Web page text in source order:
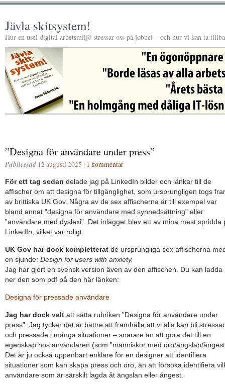
Jävla skitsystem!
Hur en usel digital arbetsmiljö stressar oss på jobbet – och hur vi kan ta
”Designa för användare under press”
Publicerad 12 augusti 2025 | 1 kommentar
För ett tag sedan delade jag på LinkedIn bilder och länkar till de
affischer om att designa för tillgänglighet, som ursprungligen togs
av brittiska UK Gov. Några av de sex affischerna är till exempel var
bland annat ”designa för användare med synnedsättning” eller
”användare med dyslexi”. Det inlägget blev ett av mina mest spridda
LinkedIn, vilket var roligt.
UK Gov har dock kompletterat de ursprungliga sex affischerna
en sjunde: Design for users with anxiety.
Jag har gjort en svensk version även av den affischen. Du kan ladda
ner den som pdf på den här länken:
Designa för pressade användare
Jag har dock valt att sätta rubriken ”Designa för användare under
press”. Jag tycker det är bättre att framhålla att vi alla kan bli
och pressade i många situationer – snarare än att göra det till en
egenskap hos användaren (som ”människor med oro/ängslan/
Det är ju också uppenbart enklare för en designer att identifiera
situationer som kan skapa press och oro, än att försöka identifiera
användare som är särskilt lagda åt ängslan eller ångest.